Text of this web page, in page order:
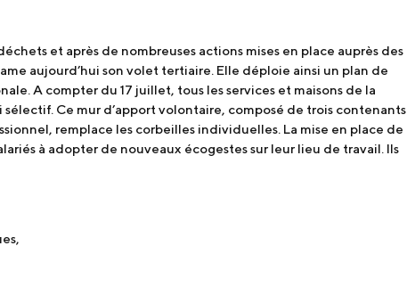
et après de nombreuses actions mises en place auprès des
aujourd’hui son volet tertiaire. Elle déploie ainsi un plan de
A compter du 17 juillet, tous les services et maisons de la
Ce mur d’apport volontaire, composé de trois contenants
remplace les corbeilles individuelles. La mise en place de
à adopter de nouveaux écogestes sur leur lieu de travail. Ils